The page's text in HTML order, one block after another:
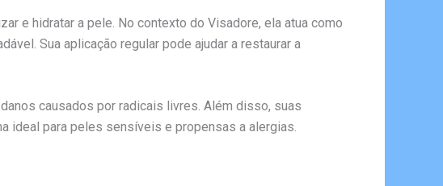
e hidratar a pele. No contexto do Visadore, ela atua como
Sua aplicação regular pode ajudar a restaurar a
causados por radicais livres. Além disso, suas
ideal para peles sensíveis e propensas a alergias.